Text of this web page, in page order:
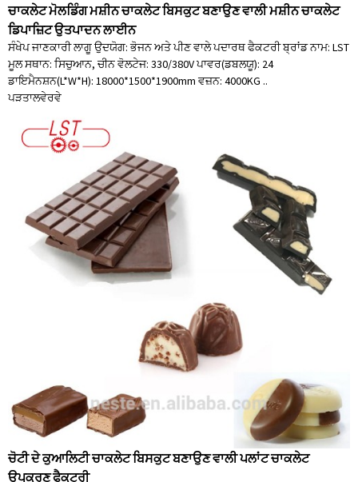
ਚਾਕਲੇਟ ਮੋਲਡਿੰਗ ਮਸ਼ੀਨ ਚਾਕਲੇਟ ਬਿਸਕੁਟ ਬਣਾਉਣ ਵਾਲੀ ਮਸ਼ੀਨ ਚਾਕਲੇਟ
ਡਿਪਾਜ਼ਿਟ ਉਤਪਾਦਨ ਲਾਈਨ
ਸੰਖੇਪ ਜਾਣਕਾਰੀ ਲਾਗੂ ਉਦਯੋਗ: ਭੋਜਨ ਅਤੇ ਪੀਣ ਵਾਲੇ ਪਦਾਰਥ ਫੈਕਟਰੀ ਬ੍ਰਾਂਡ ਨਾਮ: LST
ਮੂਲ ਸਥਾਨ: ਸਿਚੁਆਨ, ਚੀਨ ਵੋਲਟੇਜ: 330/380V ਪਾਵਰ(ਡਬਲਯੂ): 24
ਡਾਇਮੈਨਸ਼ਨ(L*W*H): 18000*1500*1900mm ਵਜ਼ਨ: 4000KG ..
ਪੜਤਾਲਵੇਰਵੇ
ਚੋਟੀ ਦੇ ਕੁਆਲਿਟੀ ਚਾਕਲੇਟ ਬਿਸਕੁਟ ਬਣਾਉਣ ਵਾਲੀ ਪਲਾਂਟ ਚਾਕਲੇਟ
ਉਪਕਰਣ ਫੈਕਟਰੀ